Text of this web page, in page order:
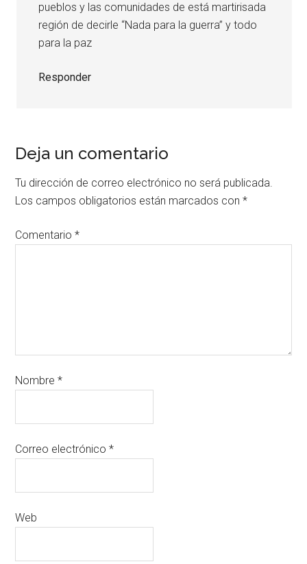
pueblos y las comunidades de está martirisada
región de decirle “Nada para la guerra” y todo
para la paz
Responder
Deja un comentario
Tu dirección de correo electrónico no será publicada.
Los campos obligatorios están marcados con*
Comentario*
Nombre*
Correo electrónico*
Web